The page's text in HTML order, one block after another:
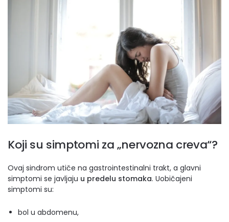
Koji su simptomi za „nervozna creva“?
Ovaj sindrom utiče na gastrointestinalni trakt, a glavni
simptomi se javljaju u predelu stomaka. Uobičajeni
simptomi su:
bol u abdomenu,